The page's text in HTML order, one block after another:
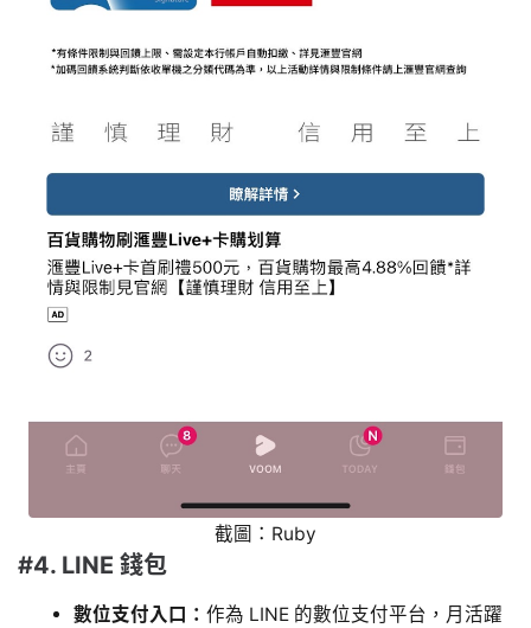
截圖：Ruby
#4. LINE 錢包
數位支付入口： 作為 LINE 的數位支付平台，月活躍